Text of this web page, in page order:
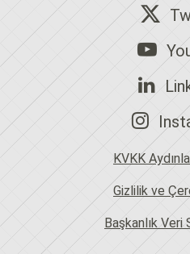
KVKK
Gizlilik ve
Başkanlık Veri